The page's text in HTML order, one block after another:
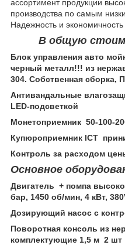
ассортимент продукции
производства по самым
Надежность и
В общую
Блок управления авто
черный металл!!! из
304. Собственная сборка,
Антивандальные
LED-подсветкой
Монетоприемник 50-100-
Купюроприемник ICT
Контроль за расходом
Основное
Двигатель + помпа
бар, 1450 об/мин, 4 кВт,
Дозирующий насос с
Поворотная консоль из
комплектующие 1,5 м 2 шт